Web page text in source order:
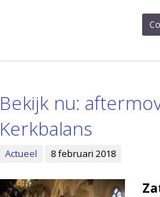
Bekijk nu:
Kerkbalans
Actueel 8 februari 2018